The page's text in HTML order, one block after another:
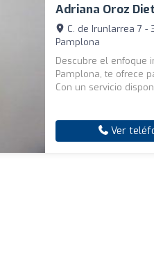
Adriana Oroz
C. de Irunlarrea 7 -
Pamplona
Descubre el enfoque
Pamplona, te ofrece
Con un servicio
Ver